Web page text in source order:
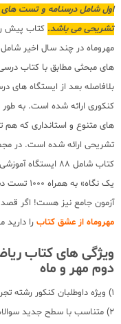
اول شامل درسنامه و تست
تشریحی می باشد. کتاب پیش
مهروماه در چند سال اخیر
های مبحثی مطابق با کتاب
بلافاصله بعد از ایستگاه های
کنکوری ارائه شده است. به
های متنوع و استانداری که هم
تشریحی ارائه شده است. در
کتاب شامل 88
یک
آزمون جامع نیز هست! اگر قصد
مهروماه از عشق کتاب را
ویژگی های کتاب
دوم مهر و ماه
1) ویژه داوطلبان کنکور رشته تجربی
2) متناسب با سطح جدید سوالات کنکور سراسری